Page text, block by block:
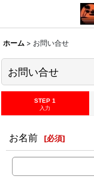
ホーム > お問い合せ
お問い合せ
STEP 1
入力
お名前 [必須]